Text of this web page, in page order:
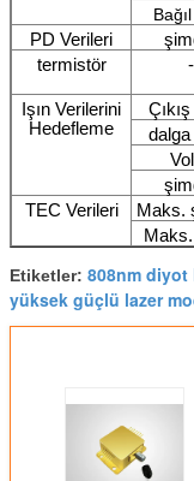
PD Verileri
termistör
-
Işın Verilerini
Hedefleme
TEC Verileri
Maks.
Etiketler: 808nm diyot
yüksek güçlü lazer